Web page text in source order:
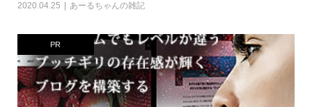
2020.04.25 あーるちゃんの雑記
PR